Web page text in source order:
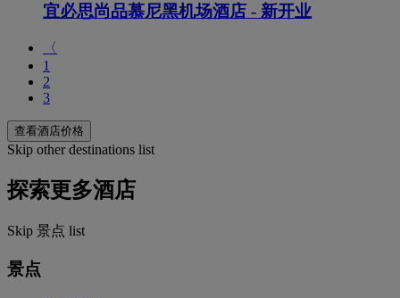
宜必思尚品慕尼黑机场酒店 - 新开业
〈
1
2
3
查看酒店价格
Skip other destinations list
探索更多酒店
Skip 景点 list
景点